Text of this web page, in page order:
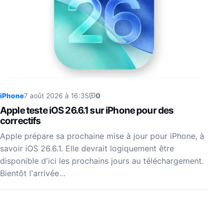
iPhone7 août 2026 à 16:35 0
Apple teste iOS 26.6.1 sur iPhone pour des
correctifs
Apple prépare sa prochaine mise à jour pour iPhone, à
savoir iOS 26.6.1. Elle devrait logiquement être
disponible d'ici les prochains jours au téléchargement.
Bientôt l'arrivée…